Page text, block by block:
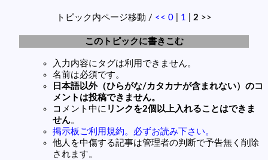
トピック内ページ移動 / << 0 1 2 >>
このトピックに書きこむ
入力内容にタグは利用できません。
名前は必須です。
日本語以外（ひらがな/カタカナが含まれない）のコ
メントは投稿できません。
コメント中に リンクを2個以上入れることはできま
せん。
掲示板ご利用規約。必ずお読み下さい。
他人を中傷する記事は管理者の判断で予告無く削除
されます。